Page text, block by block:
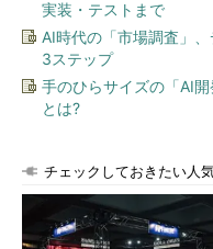
実装・テストまで
AI時代の「市場調査」
3ステップ
手のひらサイズの「AI
とは?
チェックしておきたい人